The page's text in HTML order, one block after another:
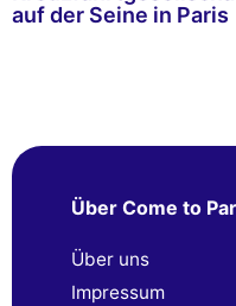
auf der Seine in Paris
Über Come to
Über uns
Impressum